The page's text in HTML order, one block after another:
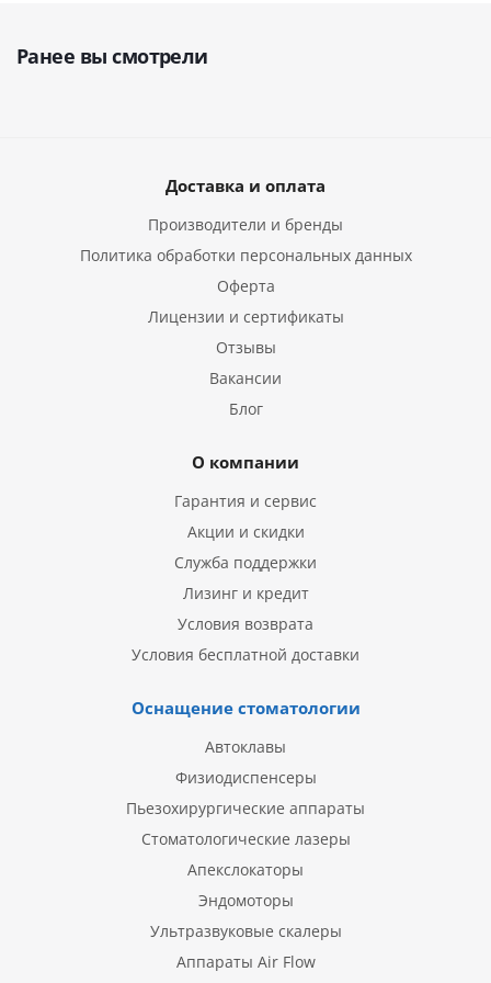
Ранее вы смотрели
Доставка и оплата
Производители и бренды
Политика обработки персональных данных
Оферта
Лицензии и сертификаты
Отзывы
Вакансии
Блог
О компании
Гарантия и сервис
Акции и скидки
Служба поддержки
Лизинг и кредит
Условия возврата
Условия бесплатной доставки
Оснащение стоматологии
Автоклавы
Физиодиспенсеры
Пьезохирургические аппараты
Стоматологические лазеры
Апекслокаторы
Эндомоторы
Ультразвуковые скалеры
Аппараты Air Flow